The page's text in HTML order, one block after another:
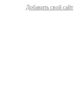
Добавить свой сайт